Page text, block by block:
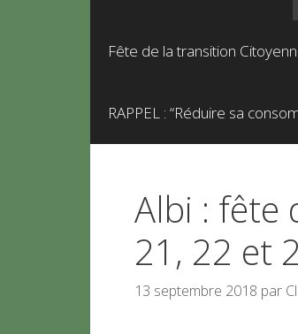
Fête de la transition
RAPPEL : “Réduire sa
Albi : fête
21, 22 et
13 septembre 2018 par